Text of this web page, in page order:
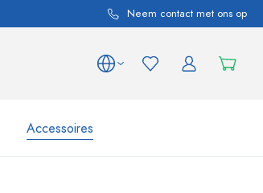
Neem contact met ons op
Accessoires